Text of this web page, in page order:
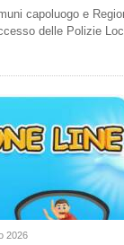
capoluogo e
delle Polizie
2026